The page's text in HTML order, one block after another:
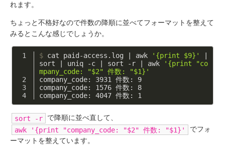
れます。
ちょっと不格好なので件数の降順に並べてフォーマットを整えて
みるとこんな感じでしょうか。
$ cat paid-access.log | awk '{print $9}'
sort | uniq -c | sort -r | awk
'{print "co
mpany_code: "$2" 件数: "$1}'
company_code: 3931 件数: 9
company_code: 1576 件数: 8
company_code: 4047 件数: 1
sort -r
で降順に並べ直して、
awk '{print "company_code: "$2" 件数: "$1}'
でフォ
ーマットを整えています。